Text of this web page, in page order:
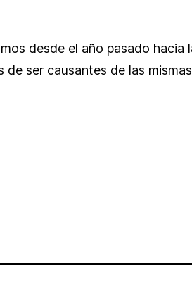
desde el año pasado
ser causantes de las